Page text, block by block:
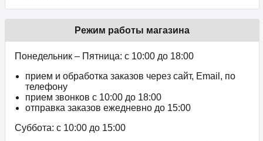
Режим работы магазина
Понедельник – Пятница: с 10:00 до 18:00
прием и обработка заказов через сайт, Email, по
телефону
прием звонков c 10:00 до 18:00
отправка заказов ежедневно до 15:00
Суббота: с 10:00 до 15:00